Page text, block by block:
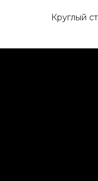
Круглый